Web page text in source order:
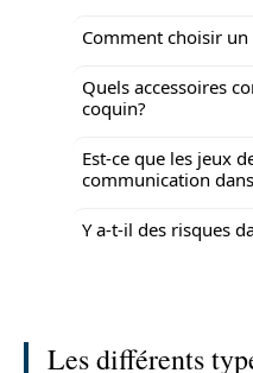
Comment choisir
Quels accessoires
coquin?
Est-ce que les jeux
communication
Y a-t-il des risques
Les différents